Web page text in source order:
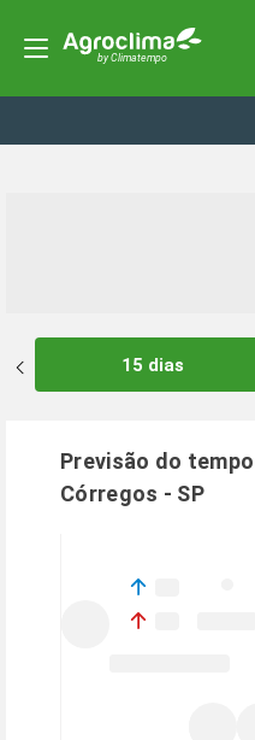
15 dias
Previsão do
Córregos - SP